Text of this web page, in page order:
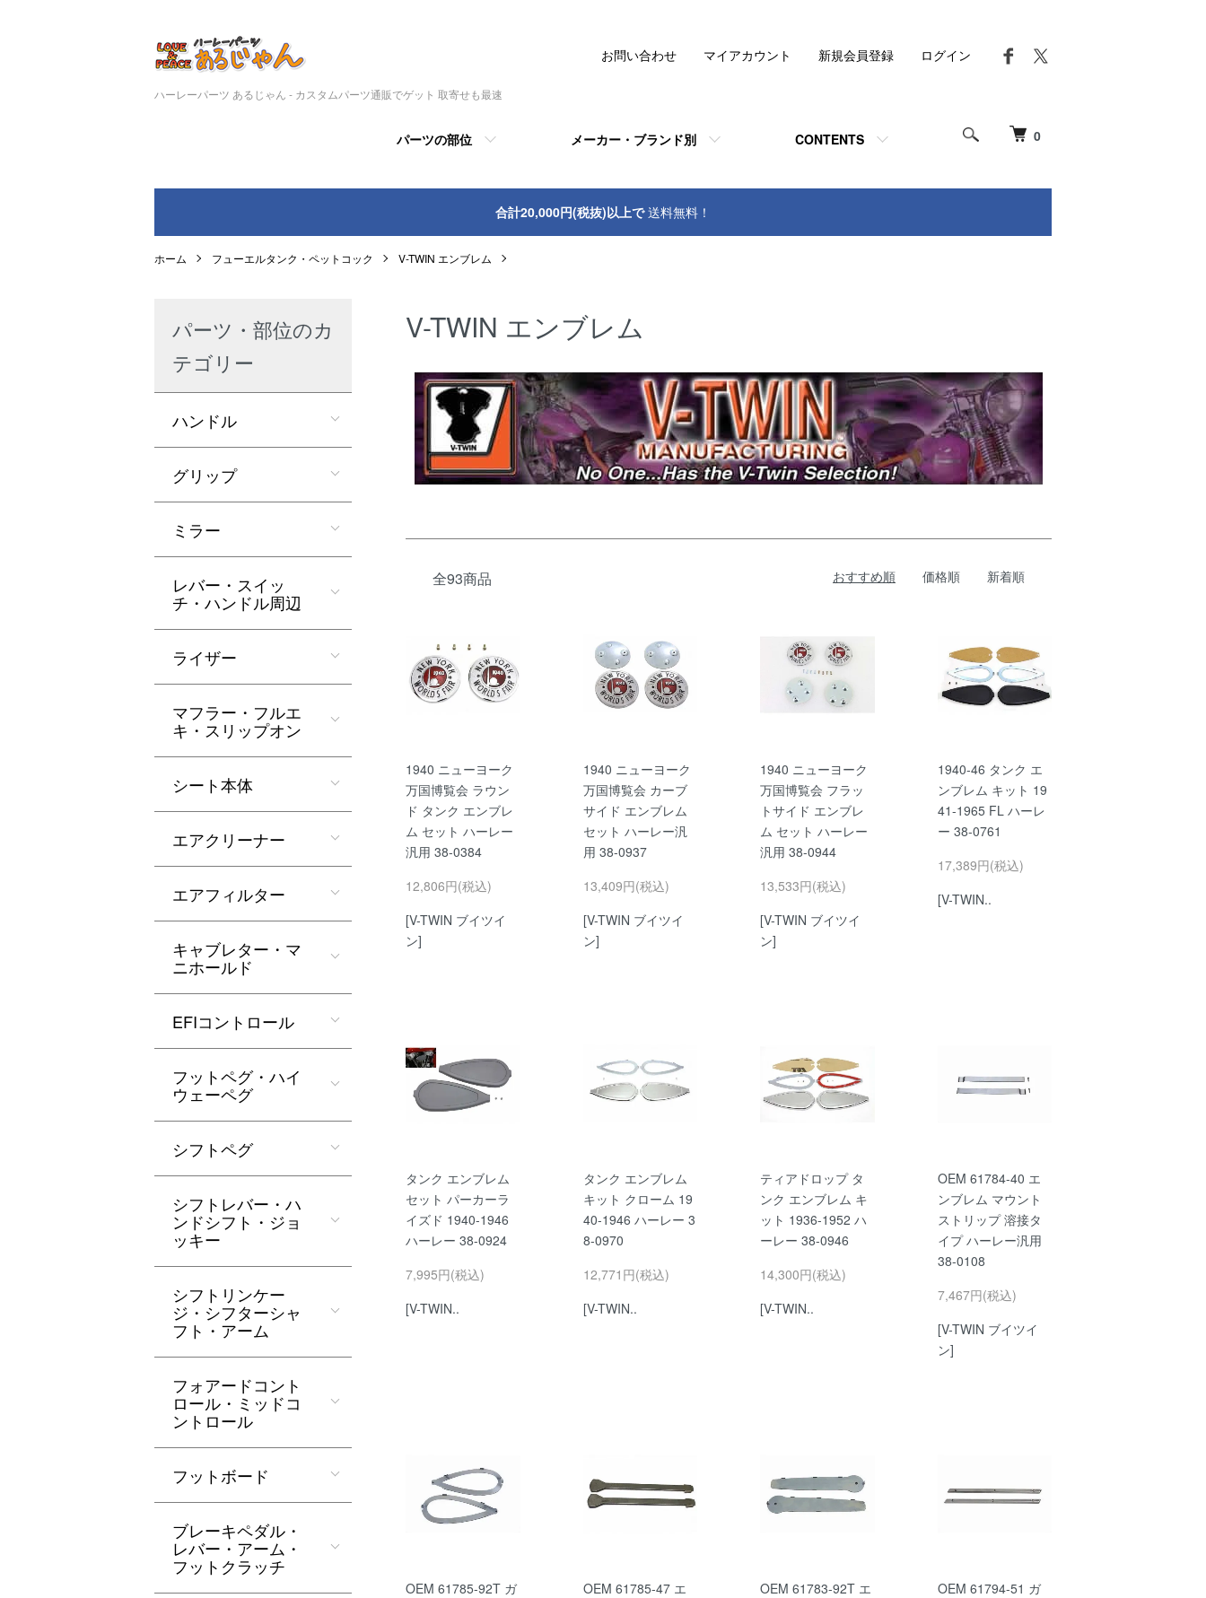
ハーレーパーツ あるじゃん - カスタムパーツ通販でゲット 取寄せも最速
0
パーツの部位 メーカー・ブランド別 CONTENTS
お問い合わせ マイアカウント 新規会員登録 ログイン
合計20,000円(税抜)以上で送料無料！
ホーム フューエルタンク・ペットコック V-TWIN エンブレム
V-TWIN エンブレム
全93商品 おすすめ順 価格順 新着順
1940 ニューヨーク
万国博覧会 ラウン
ド タンク エンブレ
ム セット ハーレー
汎用 38-0384
12,806円(税込)
[V-TWIN ブイツイ
ン]
1940 ニューヨーク
万国博覧会 カーブ
サイド エンブレム
セット ハーレー汎
用 38-0937
13,409円(税込)
[V-TWIN ブイツイ
ン]
1940 ニューヨーク
万国博覧会 フラッ
トサイド エンブレ
ム セット ハーレー
汎用 38-0944
13,533円(税込)
[V-TWIN ブイツイ
ン]
1940-46 タンク エ
ンブレム キット 19
41-1965 FL ハーレ
ー 38-0761
17,389円(税込)
[V-TWIN..
タンク エンブレム
セット パーカーラ
イズド 1940-1946
ハーレー 38-0924
7,995円(税込)
[V-TWIN..
タンク エンブレム
キット クローム 19
40-1946 ハーレー 3
8-0970
12,771円(税込)
[V-TWIN..
ティアドロップ タ
ンク エンブレム キ
ット 1936-1952 ハ
ーレー 38-0946
14,300円(税込)
[V-TWIN..
OEM 61784-40 エ
ンブレム マウント
ストリップ 溶接タ
イプ ハーレー汎用
38-0108
7,467円(税込)
[V-TWIN ブイツイ
ン]
OEM 61785-92T ガ
OEM 61785-47 エ
OEM 61783-92T エ
OEM 61794-51 ガ
パーツ・部位のカ
テゴリー
ハンドル
グリップ
ミラー
レバー・スイッ
チ・ハンドル周辺
ライザー
マフラー・フルエ
キ・スリップオン
シート本体
エアクリーナー
エアフィルター
キャブレター・マ
ニホールド
EFIコントロール
フットペグ・ハイ
ウェーペグ
シフトペグ
シフトレバー・ハ
ンドシフト・ジョ
ッキー
シフトリンケー
ジ・シフターシャ
フト・アーム
フォアードコント
ロール・ミッドコ
ントロール
フットボード
ブレーキペダル・
レバー・アーム・
フットクラッチ